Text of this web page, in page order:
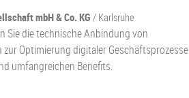
mbH & Co. KG / Karlsruhe
Sie die technische Anbindung von
Optimierung digitaler Geschäftsprozesse
umfangreichen Benefits.